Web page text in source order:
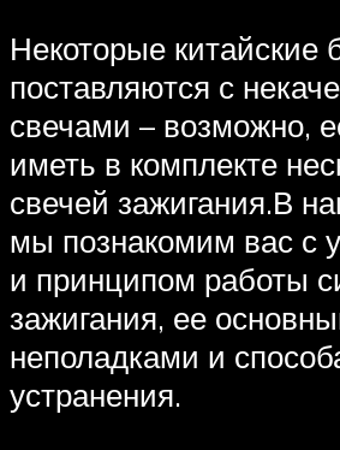
Некоторые китайские
поставляются с
свечами – возможно,
иметь в комплекте
свечей зажигания.В
мы познакомим вас с
и принципом работы
зажигания, ее
неполадками и
устранения.